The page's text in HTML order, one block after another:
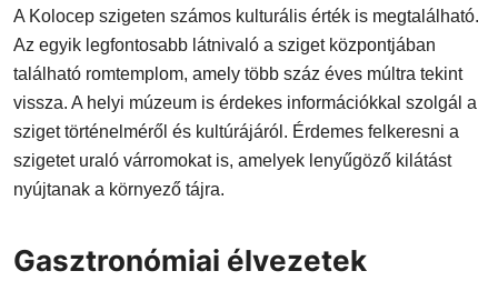
A Kolocep szigeten számos kulturális érték is megtalálható.
Az egyik legfontosabb látnivaló a sziget központjában
található romtemplom, amely több száz éves múltra tekint
vissza. A helyi múzeum is érdekes információkkal szolgál a
sziget történelméről és kultúrájáról. Érdemes felkeresni a
szigetet uraló várromokat is, amelyek lenyűgöző kilátást
nyújtanak a környező tájra.
Gasztronómiai élvezetek